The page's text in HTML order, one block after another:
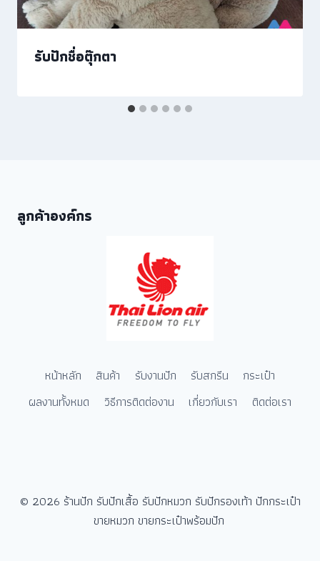
รับปักชื่อตุ๊กตา
ลูกค้าองค์กร
หน้าหลัก สินค้า รับงานปัก รับสกรีน
กระเป๋า
ผลงานทั้งหมด
วิธีการติดต่องาน เกี่ยวกับเรา ติดต่อเรา
© 2026 ร้านปัก รับปักเสื้อ รับปักหมวก รับปักรองเท้า ปักกระเป๋า
ขายหมวก ขายกระเป๋าพร้อมปัก